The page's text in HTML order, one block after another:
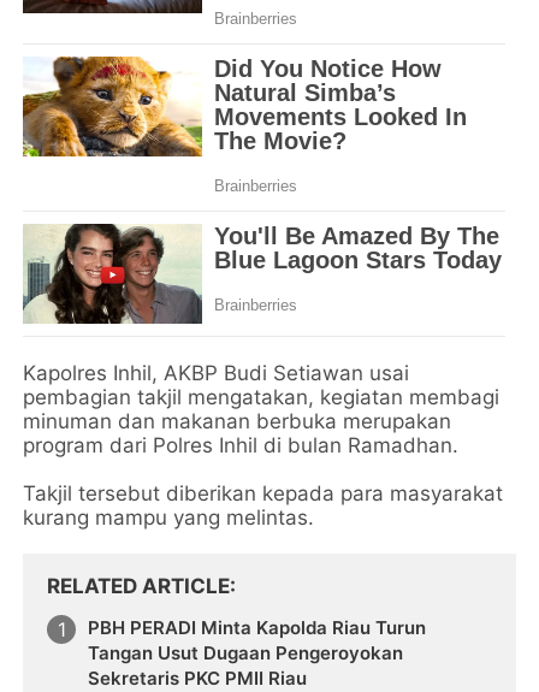
Kapolres Inhil, AKBP Budi Setiawan usai
pembagian takjil mengatakan, kegiatan membagi
minuman dan makanan berbuka merupakan
program dari Polres Inhil di bulan Ramadhan.
Takjil tersebut diberikan kepada para masyarakat
kurang mampu yang melintas.
RELATED ARTICLE
PBH PERADI Minta Kapolda Riau Turun
Tangan Usut Dugaan Pengeroyokan
Sekretaris PKC PMII Riau